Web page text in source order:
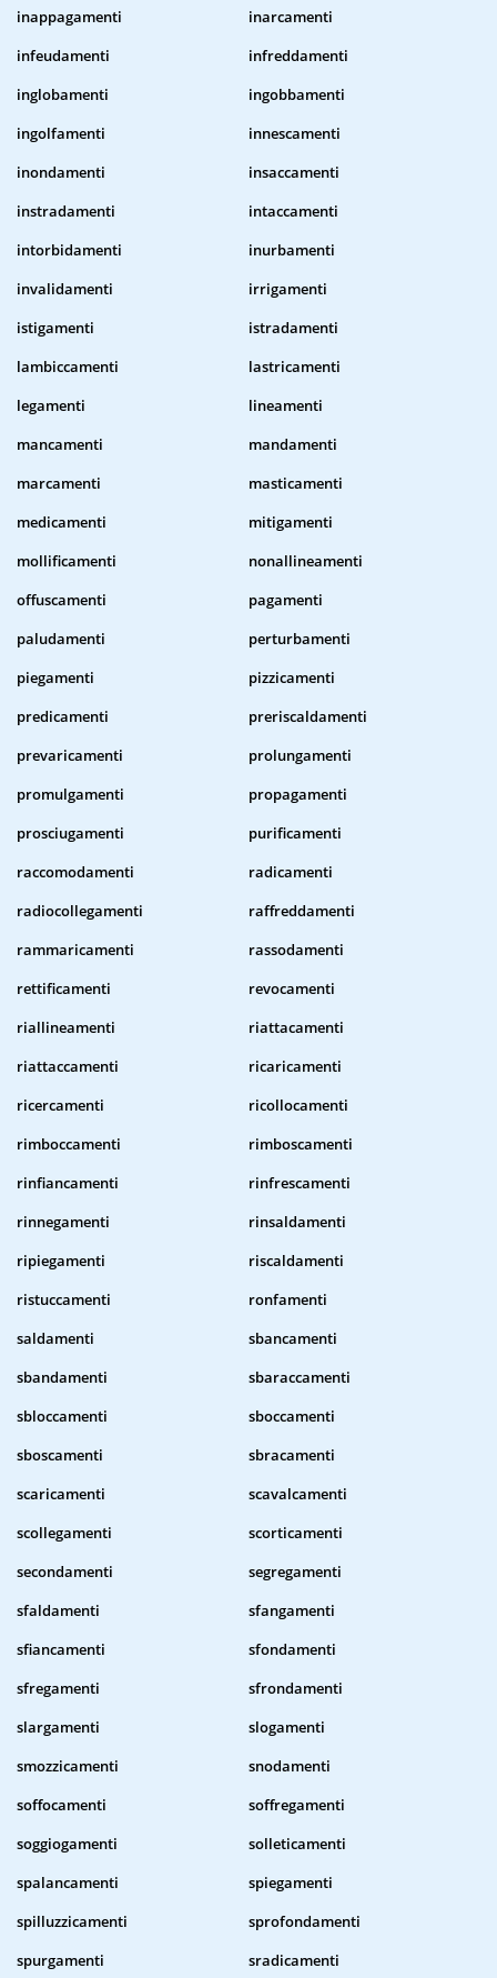
inappagamenti
inarcamenti
infeudamenti
infreddamenti
inglobamenti
ingobbamenti
ingolfamenti
innescamenti
inondamenti
insaccamenti
instradamenti
intaccamenti
intorbidamenti
inurbamenti
invalidamenti
irrigamenti
istigamenti
istradamenti
lambiccamenti
lastricamenti
legamenti
lineamenti
mancamenti
mandamenti
marcamenti
masticamenti
medicamenti
mitigamenti
mollificamenti
nonallineamenti
offuscamenti
pagamenti
paludamenti
perturbamenti
piegamenti
pizzicamenti
predicamenti
preriscaldamenti
prevaricamenti
prolungamenti
promulgamenti
propagamenti
prosciugamenti
purificamenti
raccomodamenti
radicamenti
radiocollegamenti
raffreddamenti
rammaricamenti
rassodamenti
rettificamenti
revocamenti
riallineamenti
riattacamenti
riattaccamenti
ricaricamenti
ricercamenti
ricollocamenti
rimboccamenti
rimboscamenti
rinfiancamenti
rinfrescamenti
rinnegamenti
rinsaldamenti
ripiegamenti
riscaldamenti
ristuccamenti
ronfamenti
saldamenti
sbancamenti
sbandamenti
sbaraccamenti
sbloccamenti
sboccamenti
sboscamenti
sbracamenti
scaricamenti
scavalcamenti
scollegamenti
scorticamenti
secondamenti
segregamenti
sfaldamenti
sfangamenti
sfiancamenti
sfondamenti
sfregamenti
sfrondamenti
slargamenti
slogamenti
smozzicamenti
snodamenti
soffocamenti
soffregamenti
soggiogamenti
solleticamenti
spalancamenti
spiegamenti
spilluzzicamenti
sprofondamenti
spurgamenti
sradicamenti